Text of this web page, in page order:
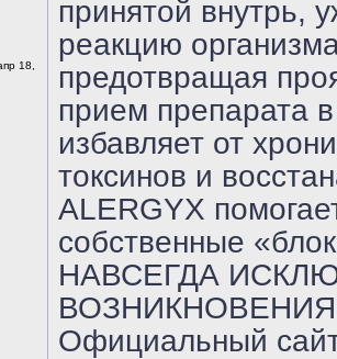
18,
принятой внутрь,
реакцию
предотвращая
прием препарата
избавляет от
токсинов и
ALERGYX
собственные
НАВСЕГДА
Официальный